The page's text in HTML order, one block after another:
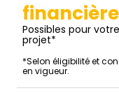
Possibles pour votre
projet*
*Selon éligibilité et
en vigueur.